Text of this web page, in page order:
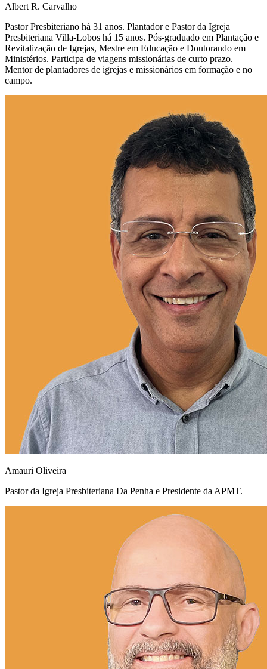
Albert R. Carvalho
Pastor Presbiteriano há 31 anos. Plantador e Pastor da Igreja
Presbiteriana Villa-Lobos há 15 anos. Pós-graduado em Plantação e
Revitalização de Igrejas, Mestre em Educação e Doutorando em
Ministérios. Participa de viagens missionárias de curto prazo.
Mentor de plantadores de igrejas e missionários em formação e no
campo.
Amauri Oliveira
Pastor da Igreja Presbiteriana Da Penha e Presidente da APMT.